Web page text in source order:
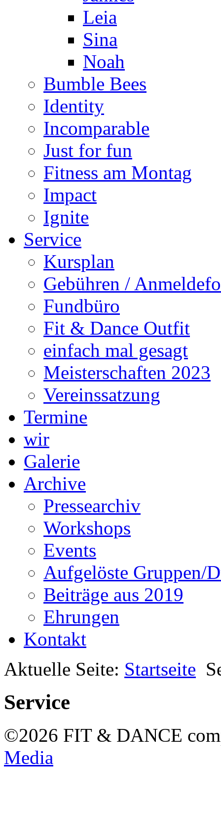
Leia
Sina
Noah
Bumble Bees
Identity
Incomparable
Just for fun
Fitness am Montag
Impact
Ignite
Service
Kursplan
Gebühren /
Fundbüro
Fit & Dance Outfit
einfach mal gesagt
Meisterschaften 2023
Vereinssatzung
Termine
wir
Galerie
Archive
Pressearchiv
Workshops
Events
Aufgelöste Gruppen/
Beiträge aus 2019
Ehrungen
Kontakt
Aktuelle Seite: Startseite
Service
©2026 FIT & DANCE
Media